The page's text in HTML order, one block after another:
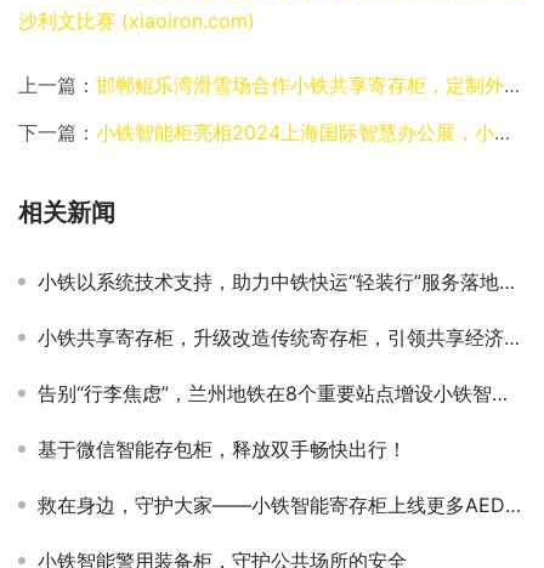
沙利文比赛 (xiaoiron.com)
上一篇： 邯郸鲲乐湾滑雪场合作小铁共享寄存柜，定制外观美轮美奂
下一篇： 小铁智能柜亮相2024上海国际智慧办公展，小铁智慧行政荣获智慧办公生态创新奖
相关新闻
小铁以系统技术支持，助力中铁快运“轻装行”服务落地，赋能旅客出行！
小铁共享寄存柜，升级改造传统寄存柜，引领共享经济浪潮！
告别“行李焦虑”，兰州地铁在8个重要站点增设小铁智能寄存柜
基于微信智能存包柜，释放双手畅快出行！
救在身边，守护大家——小铁智能寄存柜上线更多AED设备
小铁智能警用装备柜，守护公共场所的安全